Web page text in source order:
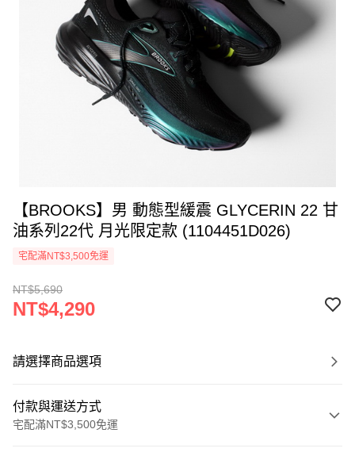
【BROOKS】男 動態型緩震 GLYCERIN 22 甘
油系列22代 月光限定款 (1104451D026)
宅配滿NT$3,500免運
NT$5,690
NT$4,290
請選擇商品選項
付款與運送方式
宅配滿NT$3,500免運